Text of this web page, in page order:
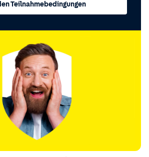
Teilnahmebedingungen